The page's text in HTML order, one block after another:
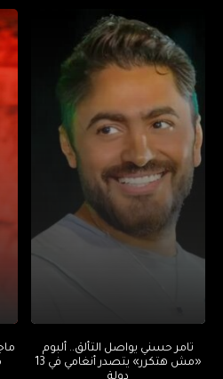
تامر حسني يواصل التألق.. ألبوم
«مش هتكرر» يتصدر أنغامي في 13